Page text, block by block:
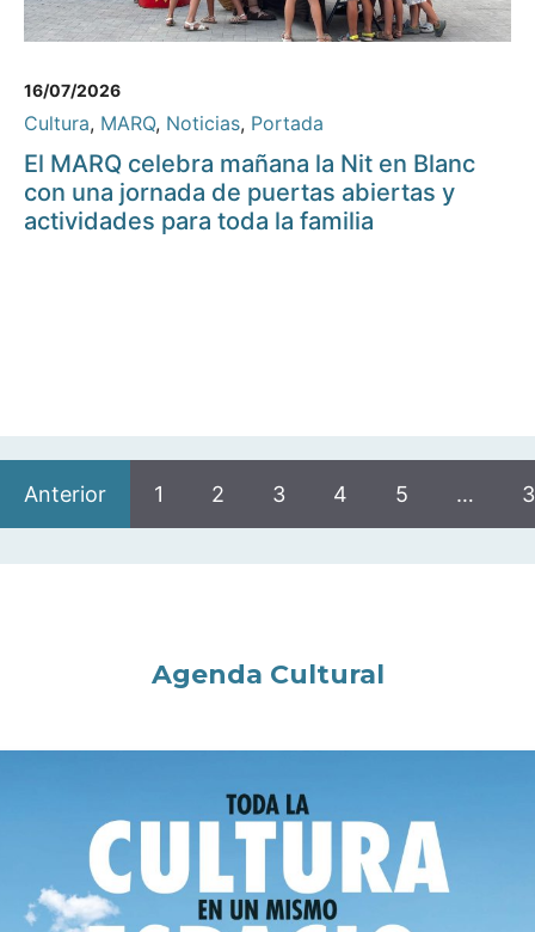
16/07/2026
Cultura, MARQ, Noticias, Portada
El MARQ celebra mañana la Nit en Blanc
con una jornada de puertas abiertas y
actividades para toda la familia
Anterior 1 2 3 4 5 …
Agenda Cultural